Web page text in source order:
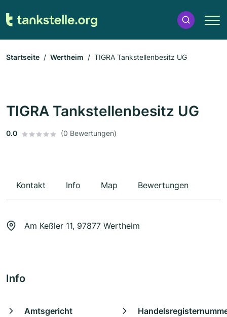
Startseite Wertheim TIGRA Tankstellenbesitz UG
TIGRA Tankstellenbesitz UG
0.0 (0 Bewertungen)
Kontakt Info Map Bewertungen
Am Keßler 11, 97877 Wertheim
Info
Amtsgericht